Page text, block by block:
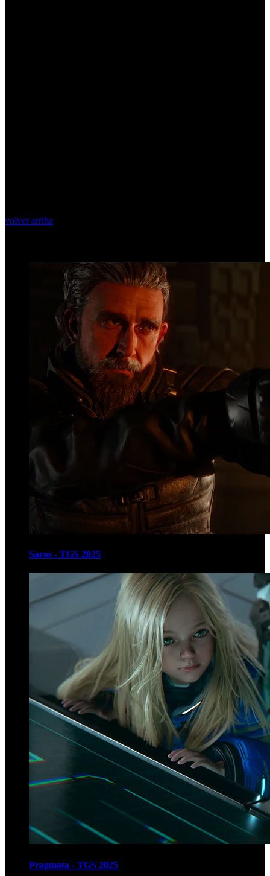
volver arriba
Saros - TGS 2025
Pragmata - TGS 2025